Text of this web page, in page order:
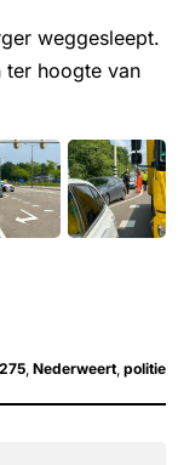
weggesleept.
ter hoogte van
Nederweert politie